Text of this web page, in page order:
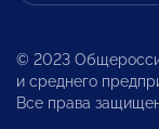
© 2023
и среднего
Все права